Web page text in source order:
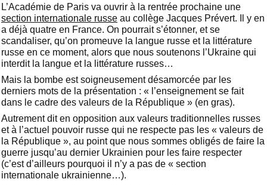
L’Académie de Paris va ouvrir à la rentrée prochaine une
section internationale russe au collège Jacques Prévert. Il y en
a déjà quatre en France. On pourrait s’étonner, et se
scandaliser, qu’on promeuve la langue russe et la littérature
russe en ce moment, alors que nous soutenons l’Ukraine qui
interdit la langue et la littérature russes…
Mais la bombe est soigneusement désamorcée par les
derniers mots de la présentation : « l’enseignement se fait
dans le cadre des valeurs de la République » (en gras).
Autrement dit en opposition aux valeurs traditionnelles russes
et à l’actuel pouvoir russe qui ne respecte pas les « valeurs de
la République », au point que nous sommes obligés de faire la
guerre jusqu’au dernier Ukrainien pour les faire respecter
(c’est d’ailleurs pourquoi il n’y a pas de « section
internationale ukrainienne…).